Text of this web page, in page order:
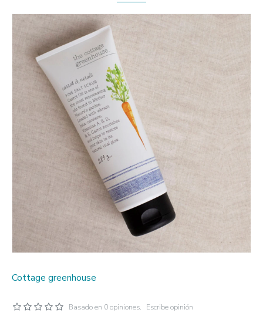
Cottage greenhouse
Basado en 0 opiniones. Escribe opinión